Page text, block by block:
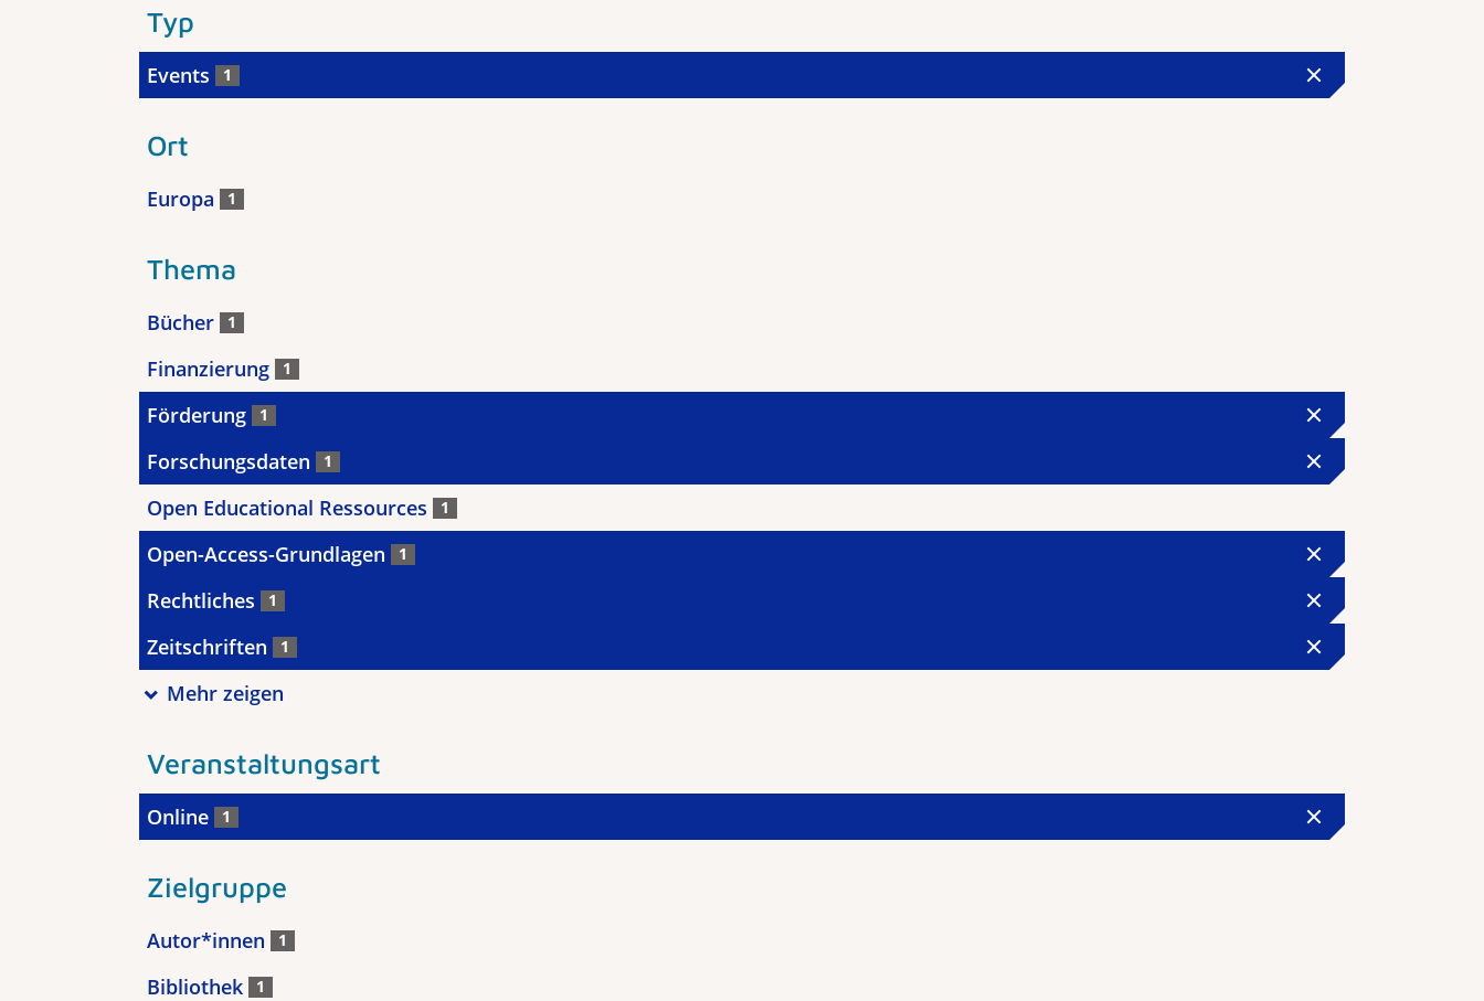
Typ
Events 1
Ort
Europa 1
Thema
Bücher 1
Finanzierung 1
Förderung 1
Forschungsdaten 1
Open Educational Ressources 1
Open-Access-Grundlagen 1
Rechtliches 1
Zeitschriften 1
Mehr zeigen
Veranstaltungsart
Online 1
Zielgruppe
Autor*innen 1
Bibliothek 1